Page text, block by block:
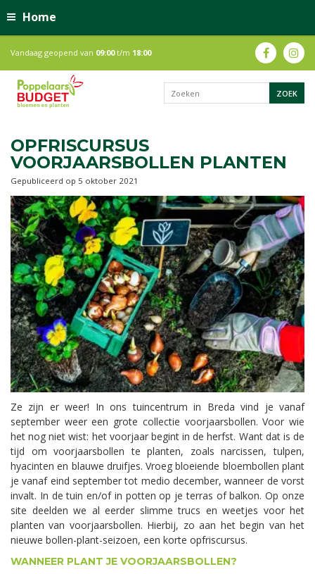
Home
Vandaag geopend van 09:00t/m 18:00
OPFRISCURSUS
VOORJAARSBOLLEN PLANTEN
Gepubliceerd op 5 oktober 2021
Ze zijn er weer! In ons tuincentrum in Breda vind je vanaf
september weer een grote collectie voorjaarsbollen. Voor wie
het nog niet wist: het voorjaar begint in de herfst. Want dat is de
tijd om voorjaarsbollen te planten, zoals narcissen, tulpen,
hyacinten en blauwe druifjes. Vroeg bloeiende bloembollen plant
je vanaf eind september tot medio december, wanneer de vorst
invalt. In de tuin en/of in potten op je terras of balkon. Op onze
site deelden we al eerder slimme trucs en weetjes voor het
planten van voorjaarsbollen. Hierbij, zo aan het begin van het
nieuwe bollen-plant-seizoen, een korte opfriscursus.
WANNEER PLANT JE VOORJAARSBOLLEN?